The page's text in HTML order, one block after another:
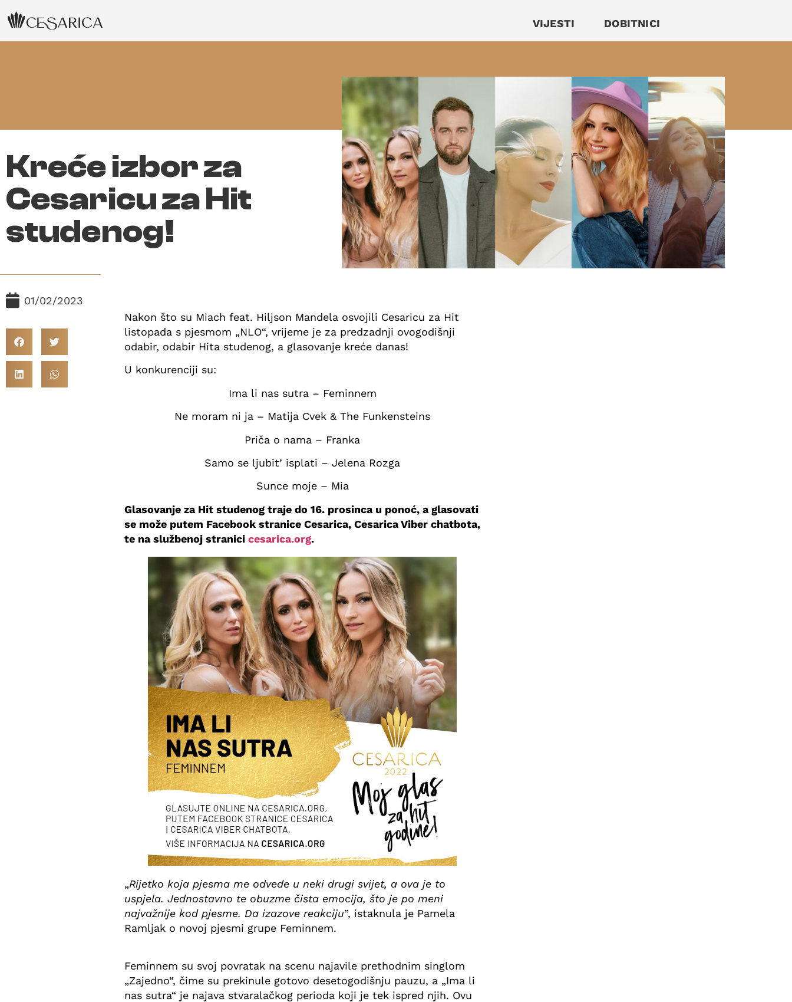
VIJESTI DOBITNICI
Kreće izbor za
Cesaricu za Hit
studenog!
01/02/2023
Nakon što su Miach feat. Hiljson Mandela osvojili Cesaricu za Hit
listopada s pjesmom „NLO“, vrijeme je za predzadnji ovogodišnji
odabir, odabir Hita studenog, a glasovanje kreće danas!
U konkurenciji su:
Ima li nas sutra – Feminnem
Ne moram ni ja – Matija Cvek & The Funkensteins
Priča o nama – Franka
Samo se ljubit’ isplati – Jelena Rozga
Sunce moje – Mia
Glasovanje za Hit studenog traje do 16. prosinca u ponoć, a glasovati
se može putem Facebook stranice Cesarica, Cesarica Viber chatbota,
te na službenoj stranici cesarica.org.
„Rijetko koja pjesma me odvede u neki drugi svijet, a ova je to
uspjela. Jednostavno te obuzme čista emocija, što je po meni
najvažnije kod pjesme. Da izazove reakciju”, istaknula je Pamela
Ramljak o novoj pjesmi grupe Feminnem.
Feminnem su svoj povratak na scenu najavile prethodnim singlom
„Zajedno“, čime su prekinule gotovo desetogodišnju pauzu, a „Ima li
nas sutra“ je najava stvaralačkog perioda koji je tek ispred njih. Ovu